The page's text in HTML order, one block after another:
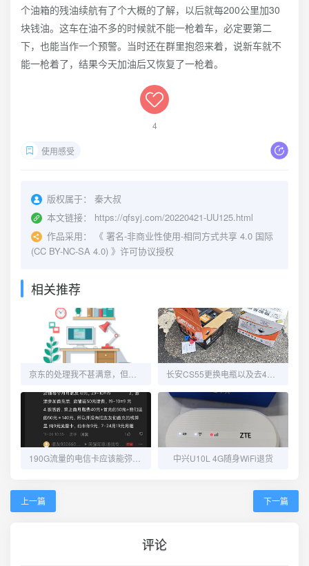
个油箱的残油续航有了个大概的了解，以后就每200公里加30
块钱油。这车在油不多的时候就不能一枪着车，必定要第二
下，也能当作一个预警。当时还在群里抱怨来着，说新车就不
能一枪着了，结果今天加油后又恢复了一枪着。
4
使用感受
版权属于：
秦大叔
本文链接：
https://qfsyj.com/20220421-UU125.html
作品采用：
《 署名-非商业性使用-相同方式共享 4.0 国际
(CC BY-NC-SA 4.0) 》许可协议授权
相关推荐
中兴U10L 4G随身WiFi退货
上一篇 下一篇
评论